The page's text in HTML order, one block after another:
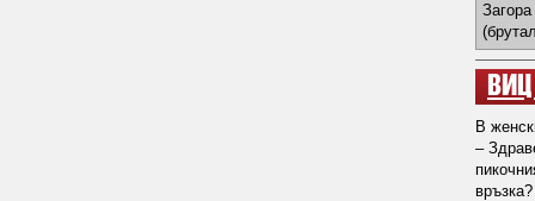
В
–
връзка?